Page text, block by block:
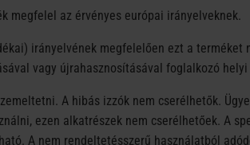
megfelel az érvényes európai irányelveknek.
irányelvének megfelelően ezt a
vagy újrahasznosításával foglalkozó
A hibás izzók nem cserélhetők.
ezen alkatrészek nem cserélhetőek. A
A nem rendeltetésszerű használatból